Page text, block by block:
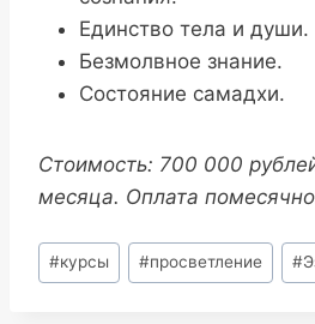
Единство тела и души.
Безмолвное знание.
Состояние самадхи.
Стоимость: 700 000
месяца. Оплата
Метки
записи:
#курсы #просветление #